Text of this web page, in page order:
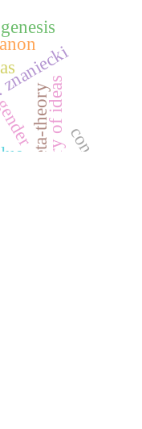
history of ideas
meta-theory concern